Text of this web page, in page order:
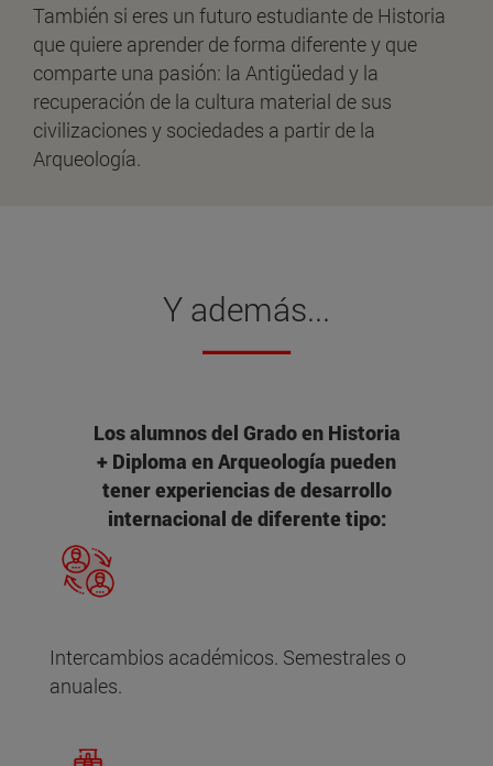
También si eres un futuro estudiante de Historia
que quiere aprender de forma diferente y que
comparte una pasión: la Antigüedad y la
recuperación de la cultura material de sus
civilizaciones y sociedades a partir de la
Arqueología.
Y además...
Los alumnos del Grado en Historia
+ Diploma en Arqueología pueden
tener experiencias de desarrollo
internacional de diferente tipo:
Intercambios académicos. Semestrales o
anuales.